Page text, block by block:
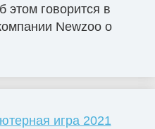
говорится в
Newzoo о
игра 2021